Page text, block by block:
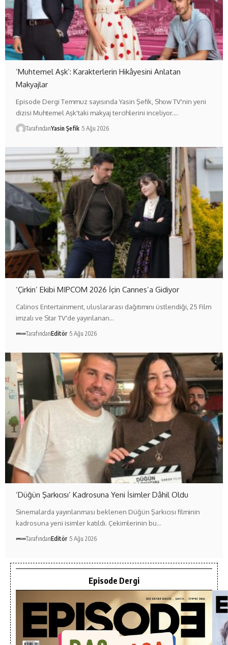
‘Muhtemel Aşk’: Karakterlerin Hikâyesini Anlatan
Makyajlar
Episode Dergi Temmuz sayısında Yasin Şefik, Show TV'nin yeni
dizisi Muhtemel Aşk'taki makyaj tercihlerini inceliyor.…
TarafındanYasin Şefik 5 Ağu 2026
‘Çirkin’ Ekibi MIPCOM 2026 İçin Cannes’a Gidiyor
Calinos Entertainment, uluslararası dağıtımını üstlendiği, 25 Film
imzalı ve Star TV'de yayınlanan…
TarafındanEditör 5 Ağu 2026
‘Düğün Şarkıcısı’ Kadrosuna Yeni İsimler Dâhil Oldu
Sinemalarda yayınlanması beklenen Düğün Şarkıcısı filminin
kadrosuna yeni isimler katıldı. Çekimlerinin bu…
TarafındanEditör 5 Ağu 2026
Episode Dergi